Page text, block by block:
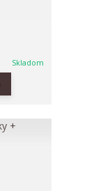
Skladom